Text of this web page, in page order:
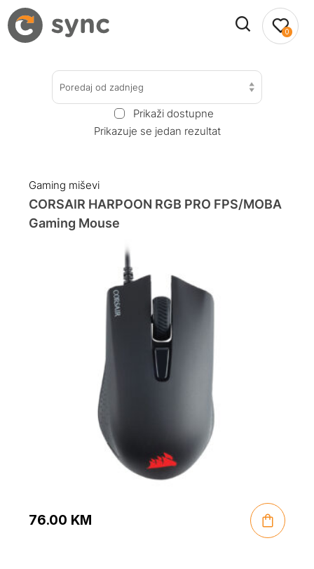
0
Poredaj od zadnjeg
Prikaži dostupne
Prikazuje se jedan rezultat
Gaming miševi
CORSAIR HARPOON RGB PRO FPS/MOBA
Gaming Mouse
76.00 KM